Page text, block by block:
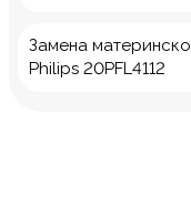
Замена
Philips 20PFL4112